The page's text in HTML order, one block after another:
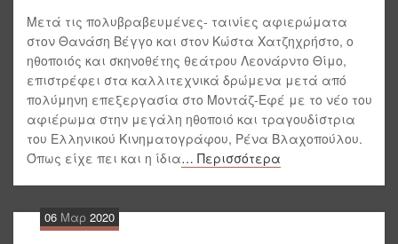
Μετά τις πολυβραβευμένες- ταινίες αφιερώματα
στον Θανάση Βέγγο και στον Κώστα Χατζηχρήστο, ο
ηθοποιός και σκηνοθέτης θεάτρου Λεονάρντο Θίμο,
επιστρέφει στα καλλιτεχνικά δρώμενα μετά από
πολύμηνη επεξεργασία στο Μοντάζ-Εφέ με το νέο του
αφιέρωμα στην μεγάλη ηθοποιό και τραγουδίστρια
του Ελληνικού Κινηματογράφου, Ρένα Βλαχοπούλου.
Όπως είχε πει και η ίδια… Περισσότερα
06 Μαρ 2020